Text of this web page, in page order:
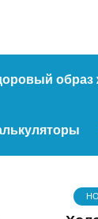
образ